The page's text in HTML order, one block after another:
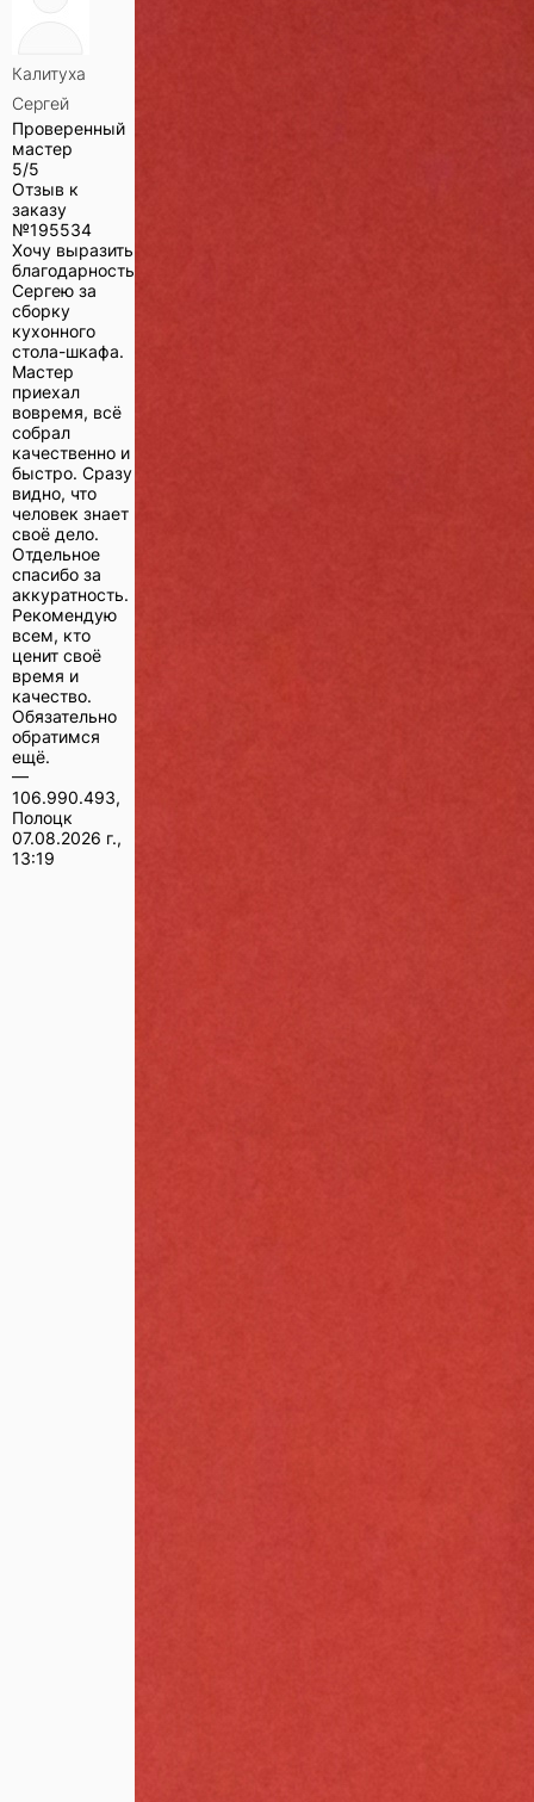
Калитуха
Сергей
Проверенный
мастер
5/5
Отзыв к
заказу
№195534
Хочу выразить
благодарность
Сергею за
сборку
кухонного
стола-шкафа.
Мастер
приехал
вовремя, всё
собрал
качественно и
быстро. Сразу
видно, что
человек знает
своё дело.
Отдельное
спасибо за
аккуратность.
Рекомендую
всем, кто
ценит своё
время и
качество.
Обязательно
обратимся
ещё.
—
106.990.493,
Полоцк
07.08.2026 г.,
13:19